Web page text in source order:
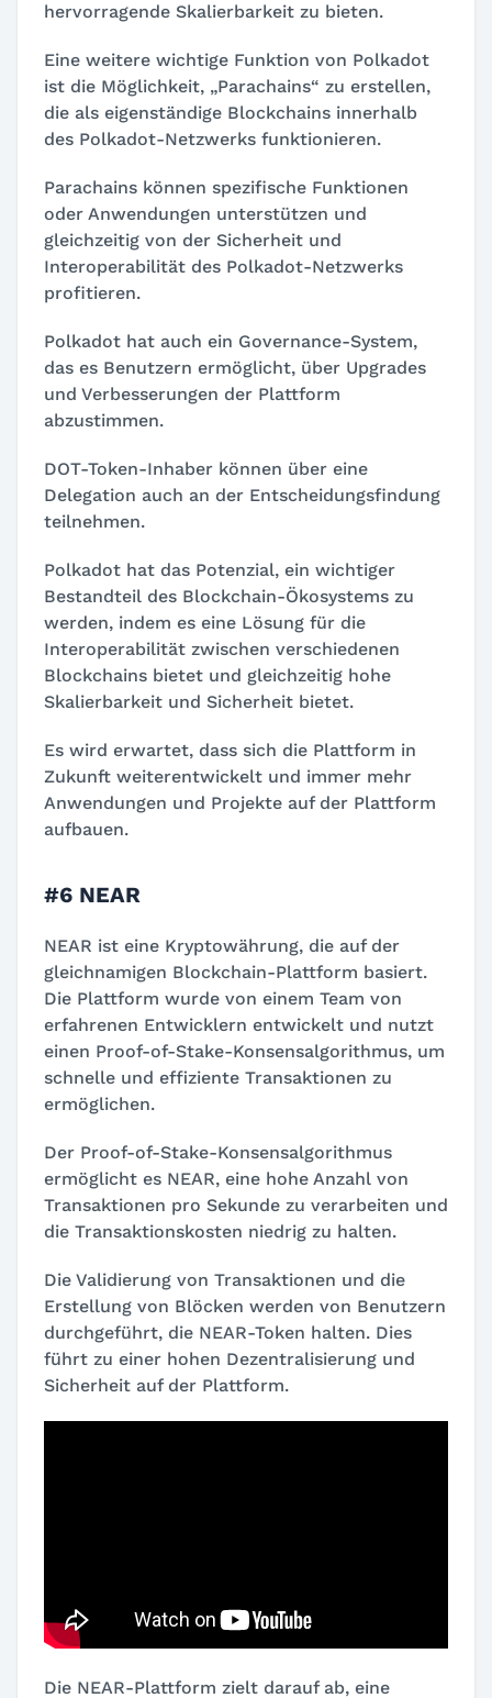
hervorragende Skalierbarkeit zu bieten.
Eine weitere wichtige Funktion von Polkadot
ist die Möglichkeit, „Parachains“ zu erstellen,
die als eigenständige Blockchains innerhalb
des Polkadot-Netzwerks funktionieren.
Parachains können spezifische Funktionen
oder Anwendungen unterstützen und
gleichzeitig von der Sicherheit und
Interoperabilität des Polkadot-Netzwerks
profitieren.
Polkadot hat auch ein Governance-System,
das es Benutzern ermöglicht, über Upgrades
und Verbesserungen der Plattform
abzustimmen.
DOT-Token-Inhaber können über eine
Delegation auch an der Entscheidungsfindung
teilnehmen.
Polkadot hat das Potenzial, ein wichtiger
Bestandteil des Blockchain-Ökosystems zu
werden, indem es eine Lösung für die
Interoperabilität zwischen verschiedenen
Blockchains bietet und gleichzeitig hohe
Skalierbarkeit und Sicherheit bietet.
Es wird erwartet, dass sich die Plattform in
Zukunft weiterentwickelt und immer mehr
Anwendungen und Projekte auf der Plattform
aufbauen.
#6 NEAR
NEAR ist eine Kryptowährung, die auf der
gleichnamigen Blockchain-Plattform basiert.
Die Plattform wurde von einem Team von
erfahrenen Entwicklern entwickelt und nutzt
einen Proof-of-Stake-Konsensalgorithmus, um
schnelle und effiziente Transaktionen zu
ermöglichen.
Der Proof-of-Stake-Konsensalgorithmus
ermöglicht es NEAR, eine hohe Anzahl von
Transaktionen pro Sekunde zu verarbeiten und
die Transaktionskosten niedrig zu halten.
Die Validierung von Transaktionen und die
Erstellung von Blöcken werden von Benutzern
durchgeführt, die NEAR-Token halten. Dies
führt zu einer hohen Dezentralisierung und
Sicherheit auf der Plattform.
Die NEAR-Plattform zielt darauf ab, eine